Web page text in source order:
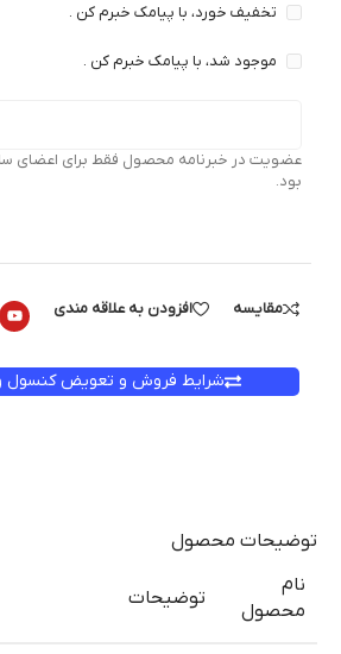
تخفیف خورد، با پیامک خبرم کن .
موجود شد، با پیامک خبرم کن .
عضویت در خبرنامه محصول فقط برای اعضای
بود.
مقایسه افزودن به علاقه مندی
شرایط فروش و تعویض کنسول و
توضیحات محصول
نام
محصول
توضیحات